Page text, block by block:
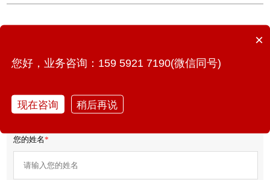
免费获取产品报价/方案
您的姓名*
×
您好，业务咨询：159 5921 7190(微信同号)
现在咨询 稍后再说